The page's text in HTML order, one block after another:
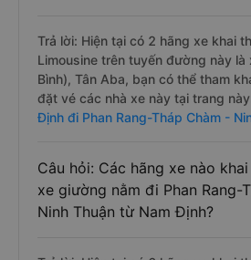
Trả lời: Hiện tại có 2 hãng xe khai
Limousine trên tuyến đường này là
Bình), Tân Aba, bạn có thể tham
đặt vé các nhà xe này tại trang
Định đi Phan Rang-Tháp Chàm -
Câu hỏi: Các hãng xe nào
xe giường nằm đi Phan Rang-
Ninh Thuận từ Nam Định?